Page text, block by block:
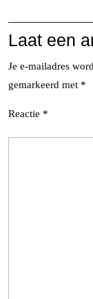
Laat een
Je e-mailadres
gemarkeerd met *
Reactie *